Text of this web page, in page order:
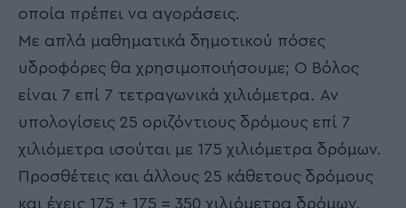
οποία πρέπει να αγοράσεις.
Με απλά μαθηματικά δημοτικού πόσες
υδροφόρες θα χρησιμοποιήσουμε; Ο Βόλος
είναι 7 επί 7 τετραγωνικά χιλιόμετρα. Αν
υπολογίσεις 25 οριζόντιους δρόμους επί 7
χιλιόμετρα ισούται με 175 χιλιόμετρα δρόμων.
Προσθέτεις και άλλους 25 κάθετους δρόμους
και έχεις 175 + 175 = 350 χιλιόμετρα δρόμων.